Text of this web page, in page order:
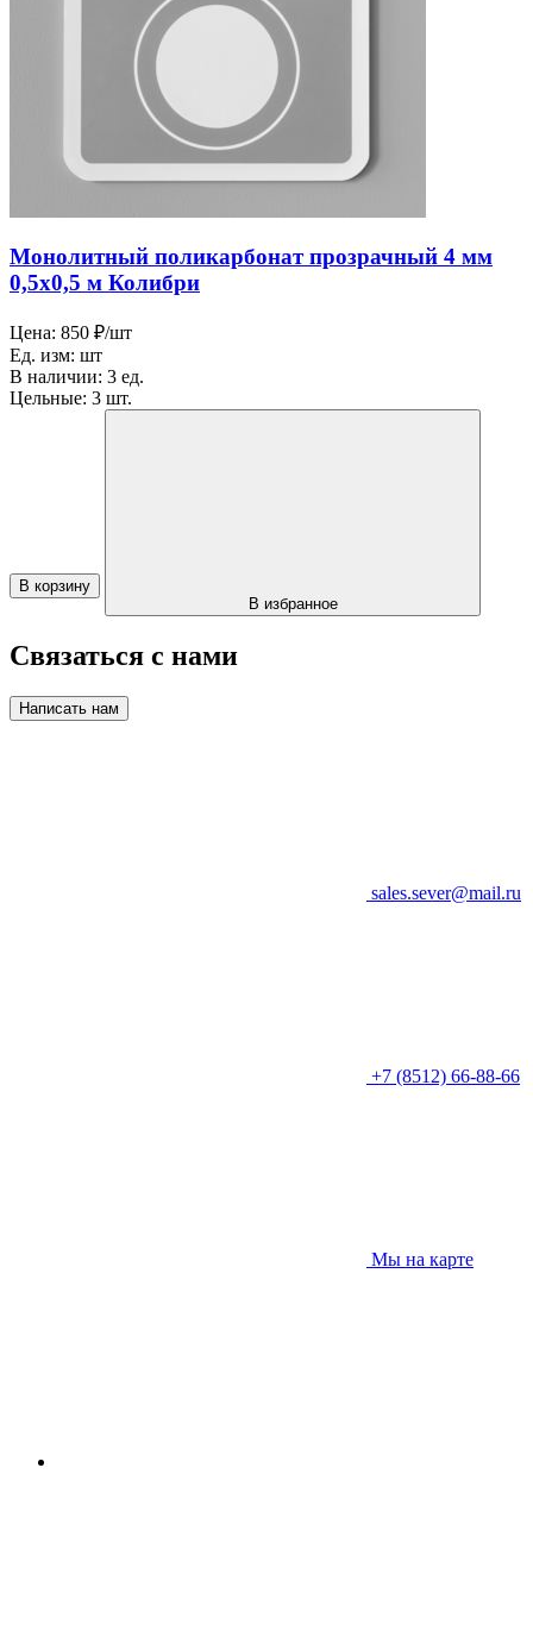
Монолитный поликарбонат прозрачный 4 мм
0,5х0,5 м Колибри
Цена: 850 ₽/шт
Ед. изм: шт
В наличии: 3 ед.
Цельные: 3 шт.
В корзину
В избранное
Связаться с нами
Написать нам
sales.sever@mail.ru
+7 (8512) 66-88-66
Мы на карте